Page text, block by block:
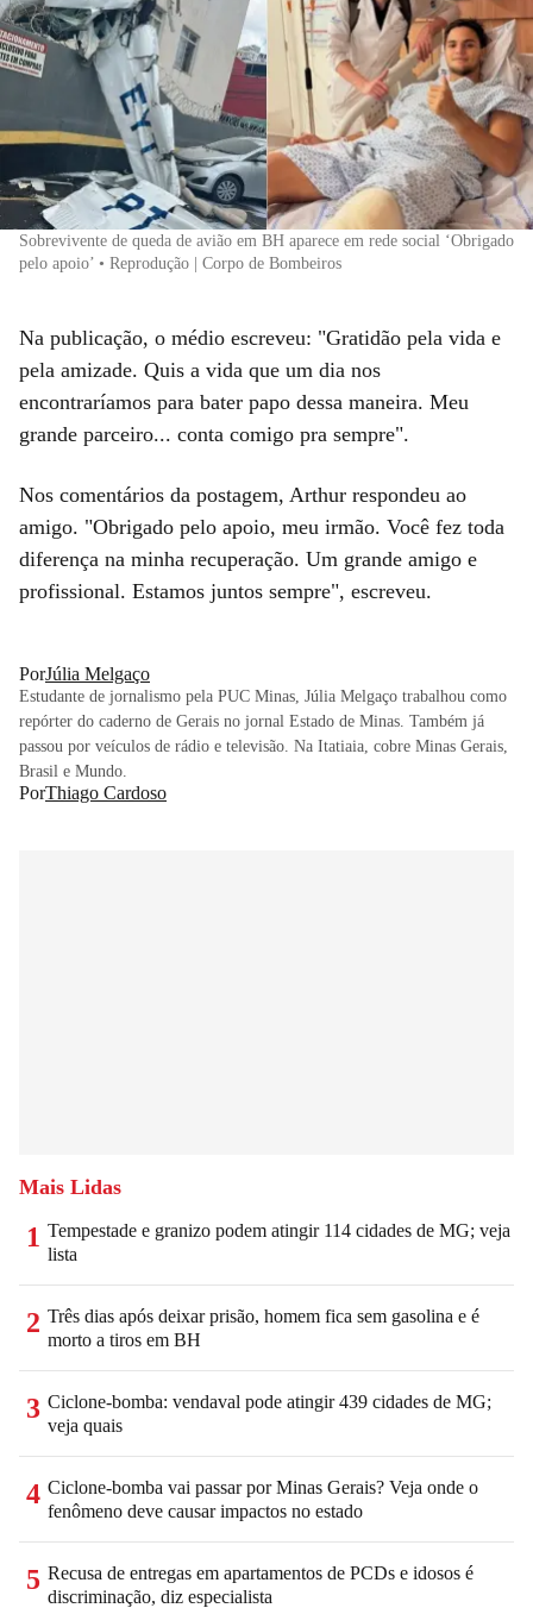
Sobrevivente de queda de avião em BH aparece em rede social ‘Obrigado
pelo apoio’ • Reprodução | Corpo de Bombeiros
Na publicação, o médio escreveu: "Gratidão pela vida e
pela amizade. Quis a vida que um dia nos
encontraríamos para bater papo dessa maneira. Meu
grande parceiro... conta comigo pra sempre".
Nos comentários da postagem, Arthur respondeu ao
amigo. "Obrigado pelo apoio, meu irmão. Você fez toda
diferença na minha recuperação. Um grande amigo e
profissional. Estamos juntos sempre", escreveu.
PorJúlia Melgaço
Estudante de jornalismo pela PUC Minas, Júlia Melgaço trabalhou como
repórter do caderno de Gerais no jornal Estado de Minas. Também já
passou por veículos de rádio e televisão. Na Itatiaia, cobre Minas Gerais,
Brasil e Mundo.
PorThiago Cardoso
Mais Lidas
1 Tempestade e granizo podem atingir 114 cidades de MG; veja
lista
2 Três dias após deixar prisão, homem fica sem gasolina e é
morto a tiros em BH
3 Ciclone-bomba: vendaval pode atingir 439 cidades de MG;
veja quais
4 Ciclone-bomba vai passar por Minas Gerais? Veja onde o
fenômeno deve causar impactos no estado
5 Recusa de entregas em apartamentos de PCDs e idosos é
discriminação, diz especialista